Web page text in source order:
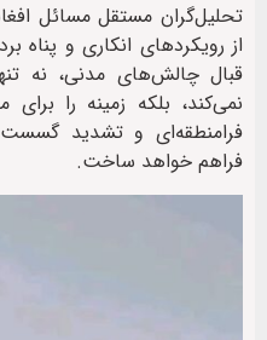
تحلیل‌گران مستقل مسائل
از رویکردهای انکاری و
قبال چالش‌های مدنی، نه
نمی‌کند، بلکه زمینه را
فرامنطقه‌ای و تشدید
فراهم خواهد ساخت.